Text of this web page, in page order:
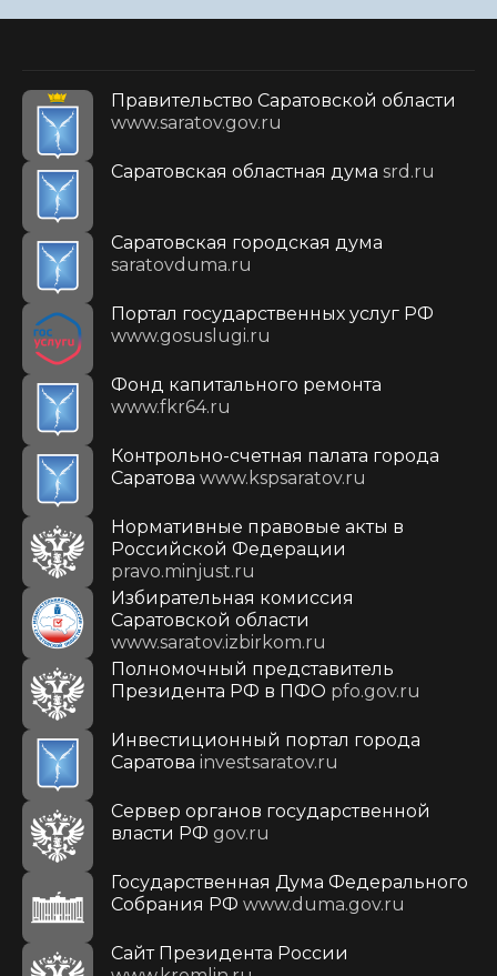
Правительство Саратовской области
www.saratov.gov.ru
Саратовская областная дума srd.ru
Саратовская городская дума
saratovduma.ru
Портал государственных услуг РФ
www.gosuslugi.ru
Фонд капитального ремонта
www.fkr64.ru
Контрольно-счетная палата города
Саратова www.kspsaratov.ru
Нормативные правовые акты в
Российской Федерации
pravo.minjust.ru
Избирательная комиссия
Саратовской области
www.saratov.izbirkom.ru
Полномочный представитель
Президента РФ в ПФО pfo.gov.ru
Инвестиционный портал города
Саратова investsaratov.ru
Сервер органов государственной
власти РФ gov.ru
Государственная Дума Федерального
Собрания РФ www.duma.gov.ru
Cайт Президента России